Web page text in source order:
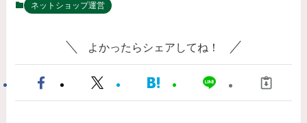
ネットショップ運営
よかったらシェアしてね！